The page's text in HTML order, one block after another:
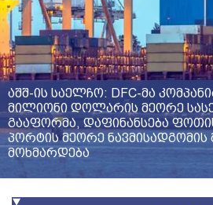
აშშ-ის საელჩო: DFC-მა
მილიონი დოლარის მეორე
გააფორმა, დაფინანსება
პორტის მეორე ნავმისადგომის
მოხმარდება